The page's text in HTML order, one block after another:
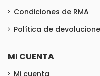
Condiciones de RMA
Política de
MI CUENTA
Mi cuenta